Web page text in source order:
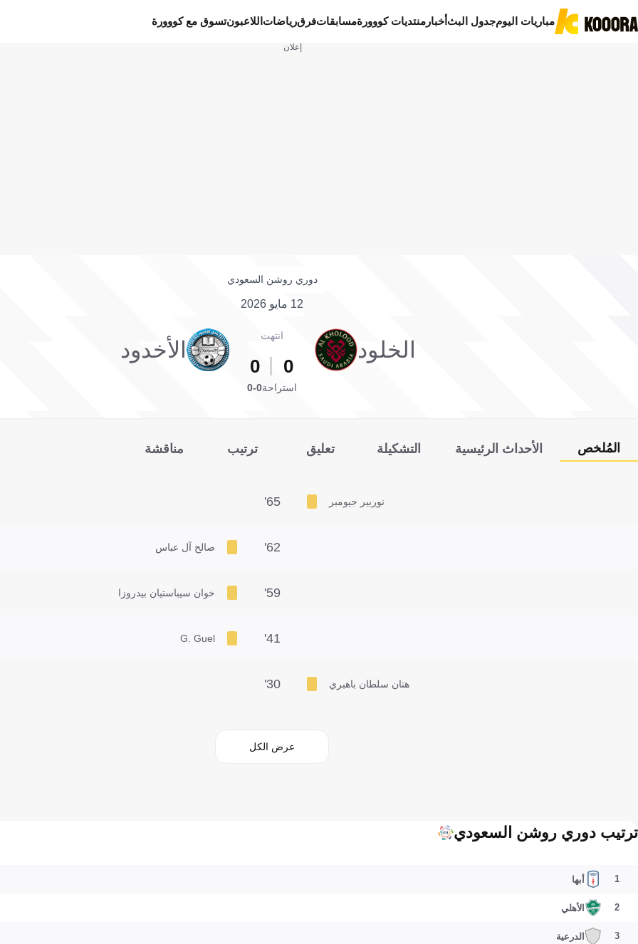
مباريات اليومجدول البثأخبار منتديات كووورةمسابقاتفرقرياضات اللاعبونتسوق مع كووورة
إعلان
دوري روشن السعودي
12 مايو 2026
الخلود
انتهت
0
0
الأخدود
استراحة0-0
المُلخص الأحداث الرئيسية التشكيلة تعليق ترتيب مناقشة
نوربير جيومبر 65'
صالح آل عباس 62'
خوان سيباستيان بيدروزا 59'
G. Guel 41'
هتان سلطان باهبري 30'
عرض الكل
ترتيب دوري روشن السعودي
1 أبها
2 الأهلي
3 الدرعية